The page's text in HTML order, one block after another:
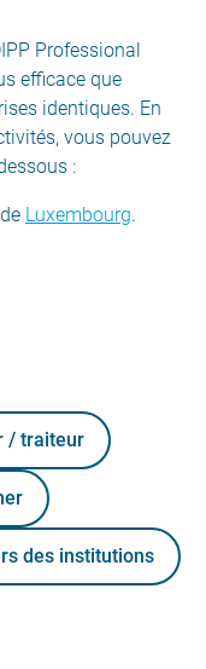
Professional
efficace que
identiques. En
vous pouvez
:
Luxembourg.
/ traiteur
des institutions